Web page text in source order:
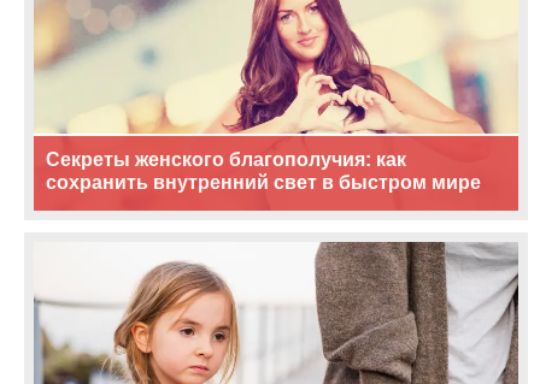
Секреты женского благополучия: как
сохранить внутренний свет в быстром мире